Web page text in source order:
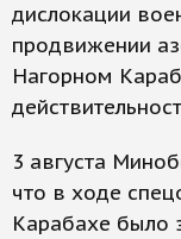
дислокации
продвижении
Нагорном
3 августа
что в ходе
Карабахе было